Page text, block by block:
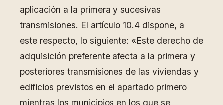
aplicación a la primera y sucesivas
transmisiones. El artículo 10.4 dispone, a
este respecto, lo siguiente: «Este derecho de
adquisición preferente afecta a la primera y
posteriores transmisiones de las viviendas y
edificios previstos en el apartado primero
mientras los municipios en los que se